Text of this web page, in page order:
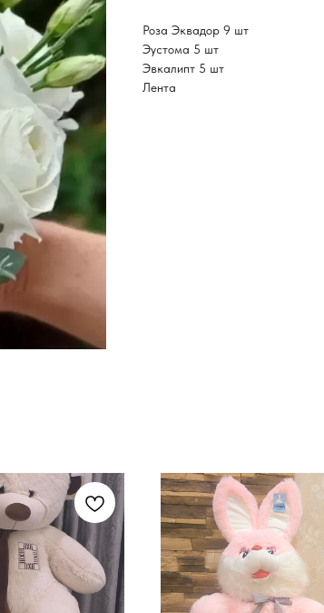
Роза Эквадор 9 шт
Эустома 5 шт
Эвкалипт 5 шт
Лента